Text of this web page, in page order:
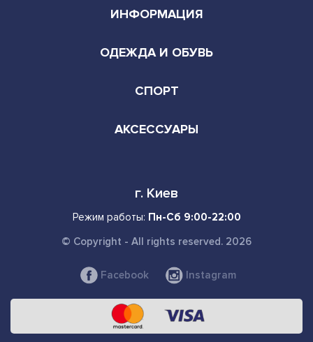
ИНФОРМАЦИЯ
ОДЕЖДА И ОБУВЬ
СПОРТ
АКСЕССУАРЫ
г. Киев
Режим работы: Пн-Сб 9:00-22:00
© Copyright - All rights reserved. 2026
Facebook Instagram